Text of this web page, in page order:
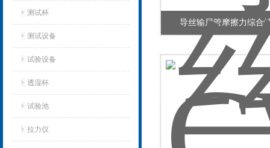
测试杯
测试设备
试验设备
透湿杯
试验池
拉力仪
导丝输尿管摩擦力综合